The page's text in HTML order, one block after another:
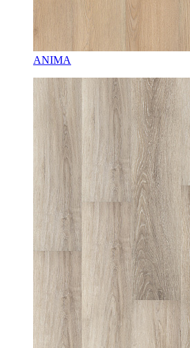
ANIMA